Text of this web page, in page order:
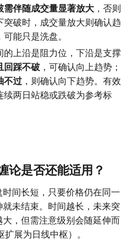
需伴随成交量显著放大 ，否则
突破时，成交量放大则确认趋
能只是洗盘。
的上沿是阻力位，下沿是支撑
回踩不破 ，可确认向上趋势；
不过 ，则确认向下趋势。有效
续两日站稳或跌破为参考标
论是否还能适用？
间长短，只要价格仍在同一
未结束。时间越长，未来突
，但需注意级别会随延伸而
展为日线中枢）。